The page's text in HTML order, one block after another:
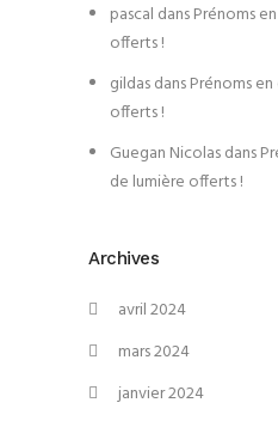
pascal dansPrénoms
offerts !
gildasdansPrénoms
offerts !
Guegan Nicolasdans
de lumière offerts !
Archives
avril 2024
mars 2024
janvier 2024